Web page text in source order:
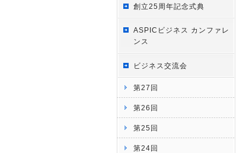
創立25周年記念式典
ASPICビジネス カンファレ
ンス
ビジネス交流会
第27回
第26回
第25回
第24回